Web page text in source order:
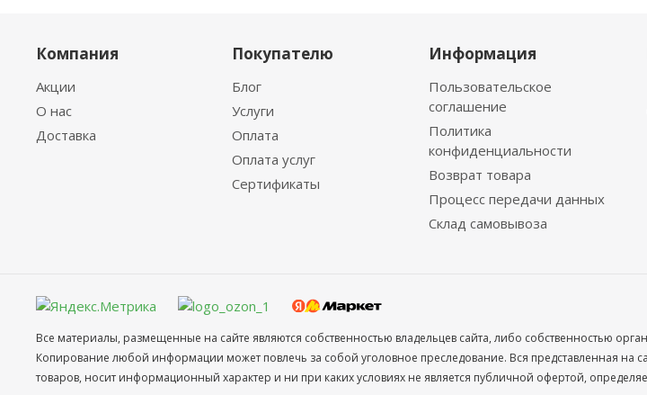
Компания
Акции
О нас
Доставка
Покупателю
Блог
Услуги
Оплата
Оплата услуг
Сертификаты
Информация
Пользовательское
соглашение
Политика
конфиденциальности
Возврат товара
Процесс передачи данных
Склад самовывоза
Все материалы, размещенные на сайте являются собственностью владельцев сайта, либо собственностью
Копирование любой информации может повлечь за собой уголовное преследование. Вся представленная на
товаров, носит информационный характер и ни при каких условиях не является публичной офертой,